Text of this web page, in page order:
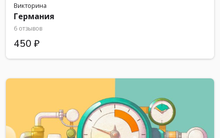
Викторина
Германия
6 отзывов
450 ₽